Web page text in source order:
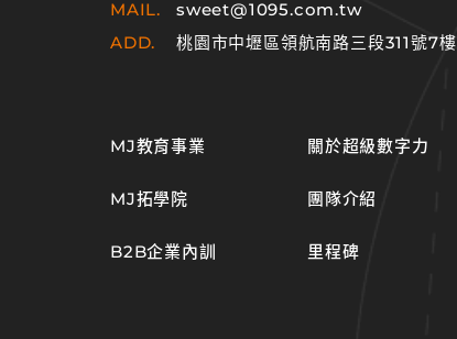
MAIL.
sweet@1095.com.tw
ADD.
桃園市中壢區領航南路三段311號7樓
MJ教育事業
MJ拓學院
B2B企業內訓
關於超級數字力
團隊介紹
里程碑